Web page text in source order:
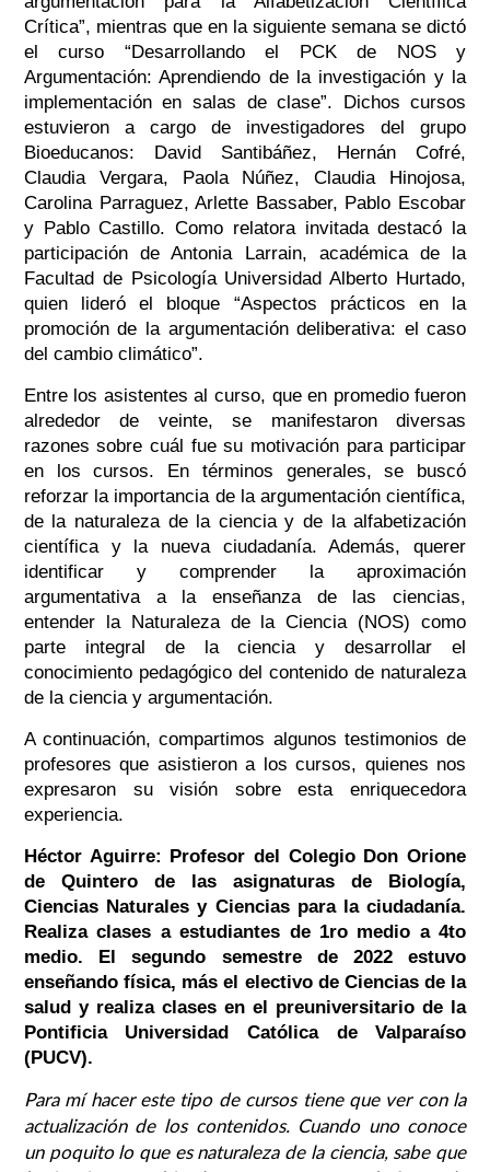
Crítica”, mientras que en la siguiente semana se dictó
el curso “Desarrollando el PCK de NOS y
Argumentación: Aprendiendo de la investigación y la
implementación en salas de clase”. Dichos cursos
estuvieron a cargo de investigadores del grupo
Bioeducanos: David Santibáñez, Hernán Cofré,
Claudia Vergara, Paola Núñez, Claudia Hinojosa,
Carolina Parraguez, Arlette Bassaber, Pablo Escobar
y Pablo Castillo. Como relatora invitada destacó la
participación de Antonia Larrain, académica de la
Facultad de Psicología Universidad Alberto Hurtado,
quien lideró el bloque “Aspectos prácticos en la
promoción de la argumentación deliberativa: el caso
del cambio climático”.
Entre los asistentes al curso, que en promedio fueron
alrededor de veinte, se manifestaron diversas
razones sobre cuál fue su motivación para participar
en los cursos. En términos generales, se buscó
reforzar la importancia de la argumentación científica,
de la naturaleza de la ciencia y de la alfabetización
científica y la nueva ciudadanía. Además, querer
identificar y comprender la aproximación
argumentativa a la enseñanza de las ciencias,
entender la Naturaleza de la Ciencia (NOS) como
parte integral de la ciencia y desarrollar el
conocimiento pedagógico del contenido de naturaleza
de la ciencia y argumentación.
A continuación, compartimos algunos testimonios de
profesores que asistieron a los cursos, quienes nos
expresaron su visión sobre esta enriquecedora
experiencia.
Héctor Aguirre: Profesor del Colegio Don Orione
de Quintero de las asignaturas de Biología,
Ciencias Naturales y Ciencias para la ciudadanía.
Realiza clases a estudiantes de 1ro medio a 4to
medio. El segundo semestre de 2022 estuvo
enseñando física, más el electivo de Ciencias de la
salud y realiza clases en el preuniversitario de la
Pontificia Universidad Católica de Valparaíso
(PUCV).
Para mí hacer este tipo de cursos tiene que ver con la
actualización de los contenidos. Cuando uno conoce
un poquito lo que es naturaleza de la ciencia, sabe que